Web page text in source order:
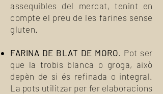
assequibles del mercat, tenint en
compte el preu de les farines sense
gluten.
FARINA DE BLAT DE MORO. Pot ser
que la trobis blanca o groga, això
depèn de si és refinada o integral.
La pots utilitzar per fer elaboracions